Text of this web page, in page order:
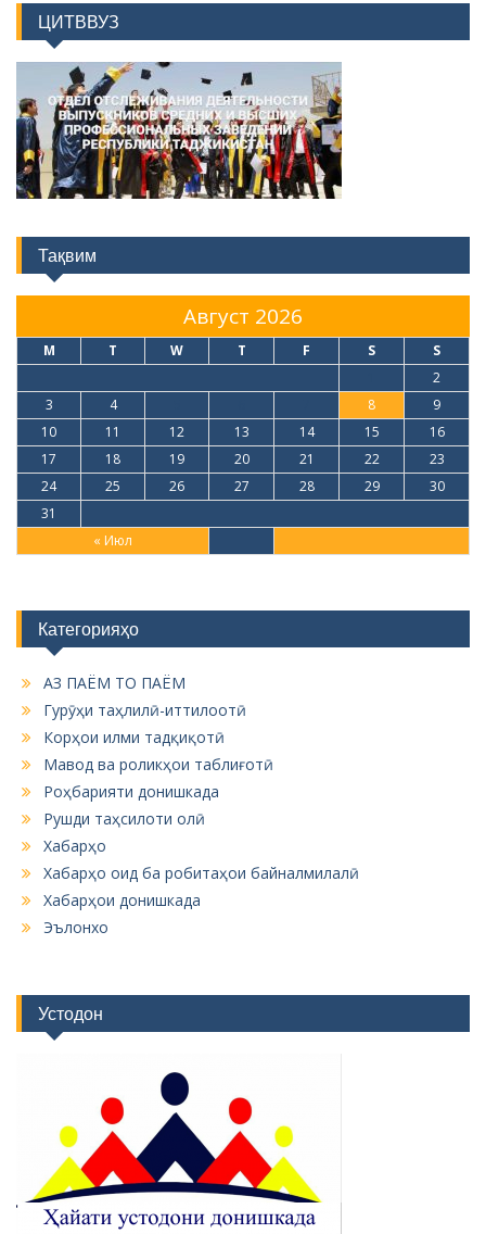
ЦИТВВУЗ
Тақвим
Август 2026
M T W T F S S
« Июл
2
3
4 8
9
10
11 12 13 14 15
16
17
18 19 20 21 22
23
24
25 26 27 28 29
30
31
Категорияҳо
АЗ ПАЁМ ТО ПАЁМ
Гурӯҳи таҳлилӣ-иттилоотӣ
Корҳои илми тадқиқотӣ
Мавод ва роликҳои таблиғотӣ
Роҳбарияти донишкада
Рушди таҳсилоти олӣ
Хабарҳо
Хабарҳо оид ба робитаҳои байналмилалӣ
Хабарҳои донишкада
Эълонхо
Устодон